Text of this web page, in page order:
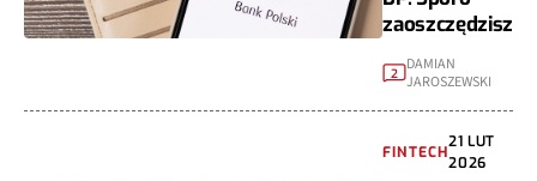
zaoszczędzisz
2
DAMIAN
JAROSZEWSKI
FINTECH
21 LUT
2026